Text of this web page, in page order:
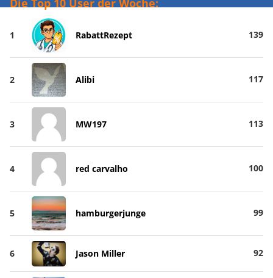
Die Top 10 User der Woche:
1 RabattRezept 139
2 Alibi 117
3 MW197 113
4 red carvalho 100
5 hamburgerjunge 99
6 Jason Miller 92